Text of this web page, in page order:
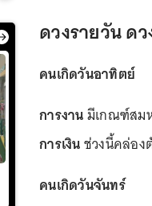
ดวงรายวัน ด
คนเกิดวันอาทิตย์
การงานมีเกณฑ์สม
การเงินช่วงนี้คล่อ
คนเกิดวันจันทร์